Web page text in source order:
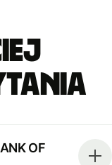
OF